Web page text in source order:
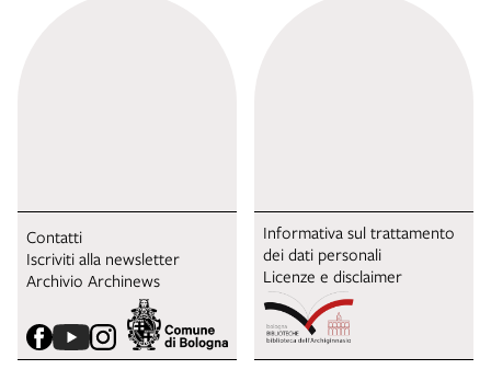
Contatti
Iscriviti alla newsletter
Archivio Archinews
Informativa sul trattamento
dei dati personali
Licenze e disclaimer